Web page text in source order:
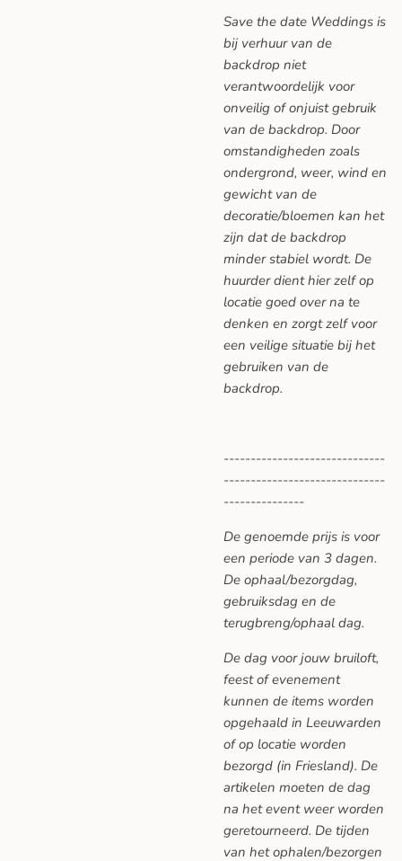
Save the date Weddings is
bij verhuur van de
backdrop niet
verantwoordelijk voor
onveilig of onjuist gebruik
van de backdrop. Door
omstandigheden zoals
ondergrond, weer, wind en
gewicht van de
decoratie/bloemen kan het
zijn dat de backdrop
minder stabiel wordt. De
huurder dient hier zelf op
locatie goed over na te
denken en zorgt zelf voor
een veilige situatie bij het
gebruiken van de
backdrop.
------------------------------
------------------------------
---------------
De genoemde prijs is voor
een periode van 3 dagen.
De ophaal/bezorgdag,
gebruiksdag en de
terugbreng/ophaal dag.
De dag voor jouw bruiloft,
feest of evenement
kunnen de items worden
opgehaald in Leeuwarden
of op locatie worden
bezorgd (in Friesland). De
artikelen moeten de dag
na het event weer worden
geretourneerd. De tijden
van het ophalen/bezorgen